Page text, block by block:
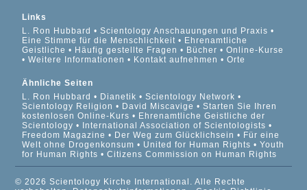
Links
L. Ron Hubbard
Scientology Anschauungen und Praxis
Eine Stimme für die Menschlichkeit
Ehrenamtliche
Geistliche
Häufig gestellte Fragen Bücher
Online-Kurse
Weitere Informationen
Kontakt aufnehmen Orte
Ähnliche Seiten
L. Ron Hubbard
Dianetik
Scientology Network
Scientology Religion
David Miscavige
Starten Sie Ihren
kostenlosen Online-Kurs
Ehrenamtliche Geistliche der
Scientology
International Association of Scientologists
Freedom Magazine
Der Weg zum Glücklichsein
Für eine
Welt ohne Drogenkonsum
United for Human Rights
Youth
for Human Rights
Citizens Commission on Human Rights
© 2026 Scientology Kirche International. Alle Rechte